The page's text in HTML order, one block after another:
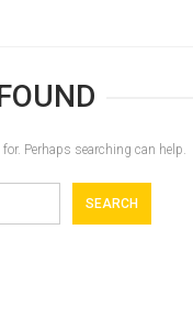
Perhaps searching can help.